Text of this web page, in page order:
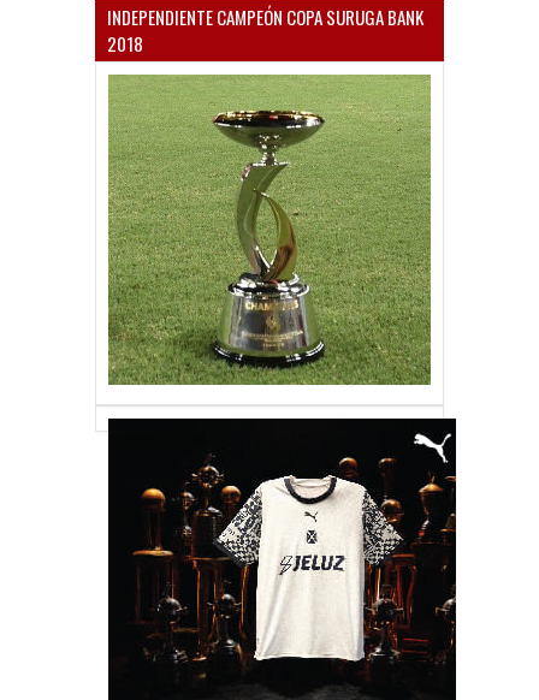
INDEPENDIENTE CAMPEÓN COPA SURUGA BANK
2018